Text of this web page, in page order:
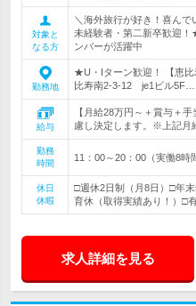
対象と
なる方
＼海外旅行が好き！喜ん
未経験者・第二新卒歓迎
ンバーが活躍中
勤務地
★U・Iターン歓迎！ 【恵
比寿南2-3-12 je1ビル5F…
給与
【月給28万円～＋賞与＋
慮し決定します。※上記月
勤務
時間
11：00～20：00（実働8時
休日
休暇
□週休2日制（月8日）□年
育休（取得実績あり！）□
求人詳細を見る